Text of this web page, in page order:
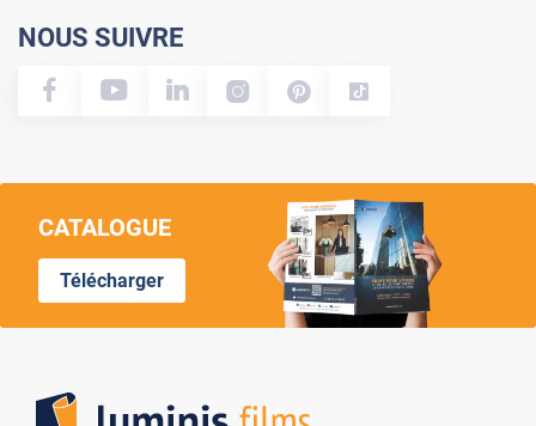
NOUS SUIVRE
CATALOGUE
Télécharger